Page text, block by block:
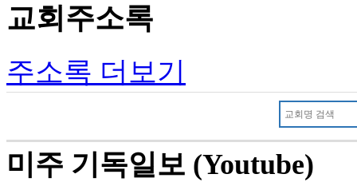
교회주소록
주소록 더보기
미주 기독일보 (Youtube)